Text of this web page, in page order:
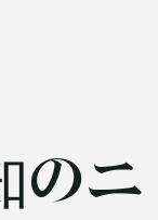
のニ